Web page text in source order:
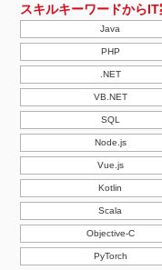
スキルキーワードから
Java
PHP
.NET
VB.NET
SQL
Node.js
Vue.js
Kotlin
Scala
Objective-C
PyTorch